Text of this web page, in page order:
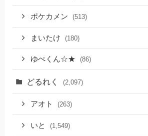
ポケカメン (513)
まいたけ (180)
ゆぺくん☆★ (86)
どるれく (2,097)
アオト (263)
いと (1,549)